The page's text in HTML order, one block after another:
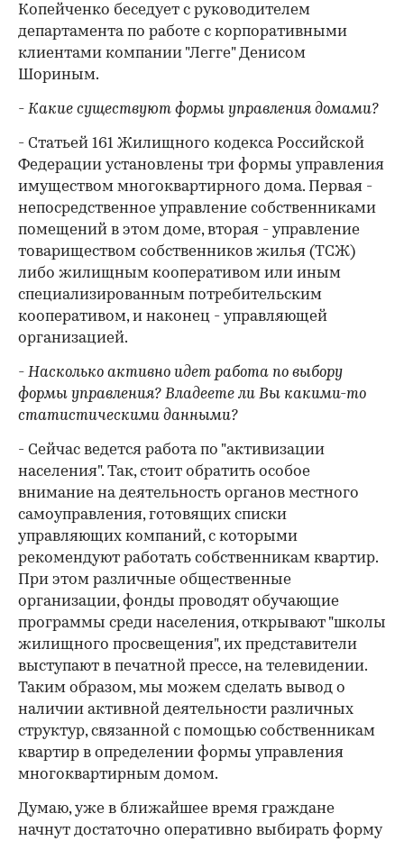
Копейченко беседует с руководителем
департамента по работе с корпоративными
клиентами компании "Легге" Денисом
Шориным.
- Какие существуют формы управления домами?
- Статьей 161 Жилищного кодекса Российской
Федерации установлены три формы управления
имуществом многоквартирного дома. Первая -
непосредственное управление собственниками
помещений в этом доме, вторая - управление
товариществом собственников жилья (ТСЖ)
либо жилищным кооперативом или иным
специализированным потребительским
кооперативом, и наконец - управляющей
организацией.
- Насколько активно идет работа по выбору
формы управления? Владеете ли Вы какими-то
статистическими данными?
- Сейчас ведется работа по "активизации
населения". Так, стоит обратить особое
внимание на деятельность органов местного
самоуправления, готовящих списки
управляющих компаний, с которыми
рекомендуют работать собственникам квартир.
При этом различные общественные
организации, фонды проводят обучающие
программы среди населения, открывают "школы
жилищного просвещения", их представители
выступают в печатной прессе, на телевидении.
Таким образом, мы можем сделать вывод о
наличии активной деятельности различных
структур, связанной с помощью собственникам
квартир в определении формы управления
многоквартирным домом.
Думаю, уже в ближайшее время граждане
начнут достаточно оперативно выбирать форму